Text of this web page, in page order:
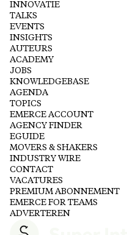
INNOVATIE
TALKS
EVENTS
INSIGHTS
AUTEURS
ACADEMY
JOBS
KNOWLEDGEBASE
AGENDA
TOPICS
EMERCE ACCOUNT
AGENCY FINDER
EGUIDE
MOVERS & SHAKERS
INDUSTRY WIRE
CONTACT
VACATURES
PREMIUM ABONNEMENT
EMERCE FOR TEAMS
ADVERTEREN